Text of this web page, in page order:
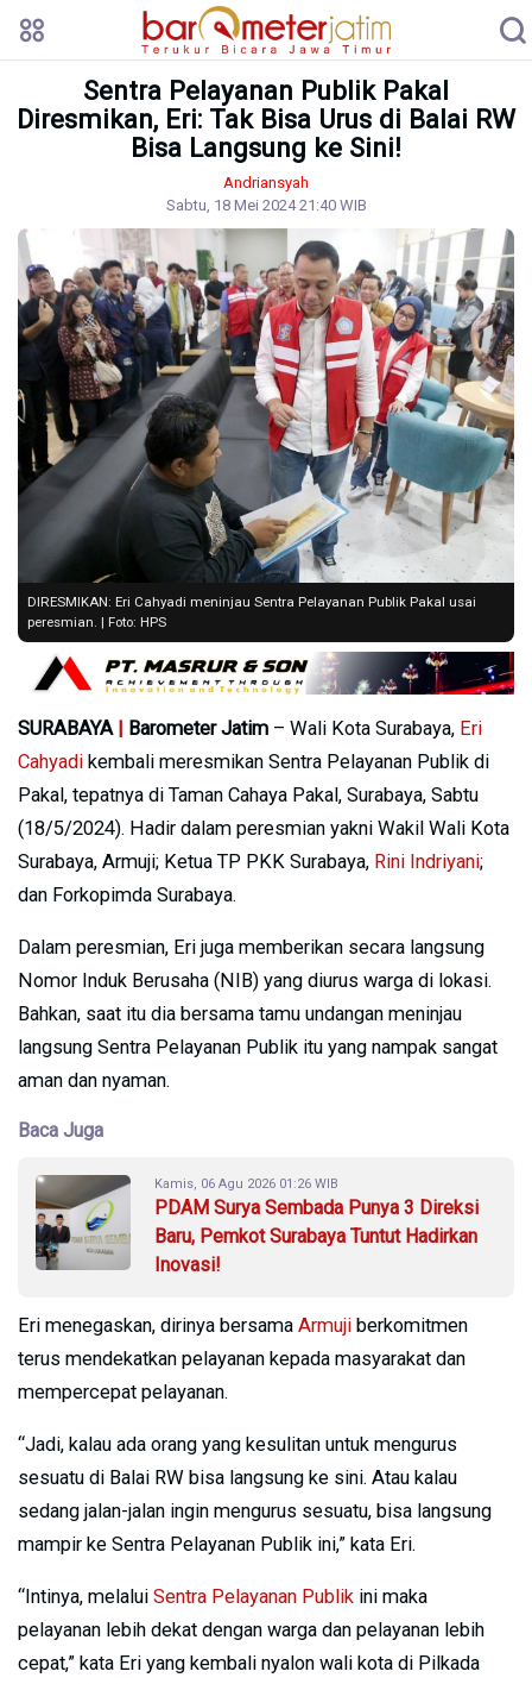
Sentra Pelayanan Publik Pakal
Diresmikan, Eri: Tak Bisa Urus di Balai RW
Bisa Langsung ke Sini!
Andriansyah
Sabtu, 18 Mei 2024 21:40 WIB
DIRESMIKAN: Eri Cahyadi meninjau Sentra Pelayanan Publik Pakal usai
peresmian. | Foto: HPS
SURABAYA Barometer Jatim – Wali Kota Surabaya, Eri
Cahyadi kembali meresmikan Sentra Pelayanan Publik di
Pakal, tepatnya di Taman Cahaya Pakal, Surabaya, Sabtu
(18/5/2024). Hadir dalam peresmian yakni Wakil Wali Kota
Surabaya, Armuji; Ketua TP PKK Surabaya, Rini Indriyani;
dan Forkopimda Surabaya.
Dalam peresmian, Eri juga memberikan secara langsung
Nomor Induk Berusaha (NIB) yang diurus warga di lokasi.
Bahkan, saat itu dia bersama tamu undangan meninjau
langsung Sentra Pelayanan Publik itu yang nampak sangat
aman dan nyaman.
Baca Juga
Kamis, 06 Agu 2026 01:26 WIB
PDAM Surya Sembada Punya 3 Direksi
Baru, Pemkot Surabaya Tuntut Hadirkan
Inovasi!
Eri menegaskan, dirinya bersama Armuji berkomitmen
terus mendekatkan pelayanan kepada masyarakat dan
mempercepat pelayanan.
“Jadi, kalau ada orang yang kesulitan untuk mengurus
sesuatu di Balai RW bisa langsung ke sini. Atau kalau
sedang jalan-jalan ingin mengurus sesuatu, bisa langsung
mampir ke Sentra Pelayanan Publik ini,” kata Eri.
“Intinya, melalui Sentra Pelayanan Publik ini maka
pelayanan lebih dekat dengan warga dan pelayanan lebih
cepat,” kata Eri yang kembali nyalon wali kota di Pilkada